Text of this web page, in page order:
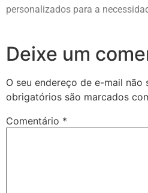
personalizados para a
Deixe um
O seu endereço de e-mail não
obrigatórios são marcados
Comentário *